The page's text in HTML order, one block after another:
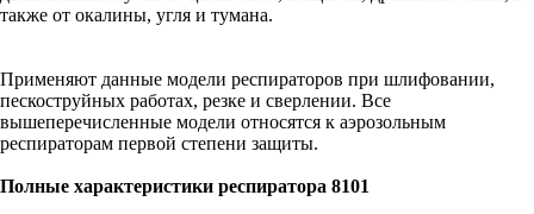
также от окалины, угля и тумана.
Применяют данные модели респираторов при шлифовании,
пескоструйных работах, резке и сверлении. Все
вышеперечисленные модели относятся к аэрозольным
респираторам первой степени защиты.
Полные характеристики респиратора 8101